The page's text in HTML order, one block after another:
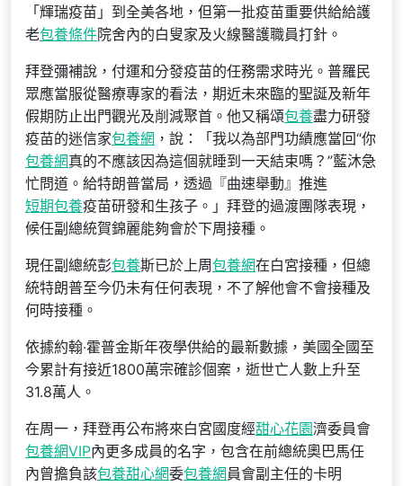
「輝瑞疫苗」到全美各地，但第一批疫苗重要供給給護
老包養條件院舍內的白叟家及火線醫護職員打針。
拜登彌補說，付運和分發疫苗的任務需求時光。普羅民
眾應當服從醫療專家的看法，期近未來臨的聖誕及新年
假期防止出門觀光及削減聚首。他又稱頌包養盡力研發
疫苗的迷信家包養網 ，說：「我以為部門功績應當回“你
包養網真的不應該因為這個就睡到一天結束嗎？”藍沐急
忙問道。給特朗普當局，透過『曲速舉動』推進
短期包養疫苗研發和生孩子。」拜登的過渡團隊表現，
候任副總統賀錦麗能夠會於下周接種。
現任副總統彭包養斯已於上周包養網在白宮接種，但總
統特朗普至今仍未有任何表現，不了解他會不會接種及
何時接種。
依據約翰‧霍普金斯年夜學供給的最新數據，美國全國至
今累計有接近1800萬宗確診個案，逝世亡人數上升至
31.8萬人。
在周一，拜登再公布將來白宮國度經甜心花園濟委員會
包養網VIP內更多成員的名字，包含在前總統奧巴馬任
內曾擔負該包養甜心網委包養網 員會副主任的卡明